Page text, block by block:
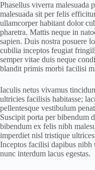
Phasellus viverra malesuada
malesuada sit per felis
ullamcorper habitant dolor
pharetra. Mattis neque in
sapien. Duis nostra posuere
cubilia inceptos feugiat
semper vitae duis neque
blandit primis morbi facilisi
Iaculis netus vivamus
ultricies facilisis habitasse;
pellentesque vestibulum
Suscipit porta per bibendum
bibendum ex felis nibh
imperdiet nisl tristique
Inceptos facilisi dapibus nibh
nunc interdum lacus egestas.